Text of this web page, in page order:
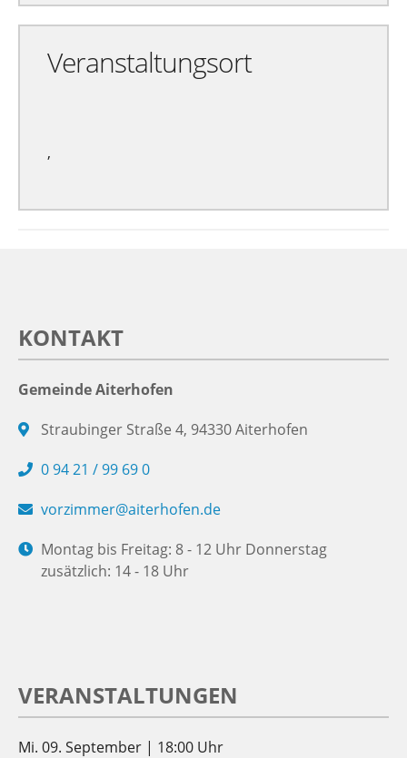
Veranstaltungsort
,
KONTAKT
Gemeinde Aiterhofen
Straubinger Straße 4, 94330 Aiterhofen
0 94 21 / 99 69 0
vorzimmer@aiterhofen.de
Montag bis Freitag: 8 - 12 Uhr Donnerstag
zusätzlich: 14 - 18 Uhr
VERANSTALTUNGEN
Mi. 09. September | 18:00 Uhr